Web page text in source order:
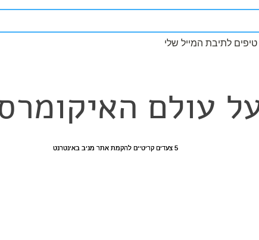
לתיבת המייל שלי
עולם